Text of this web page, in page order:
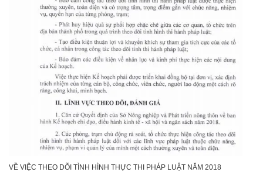
VỀ VIỆC THEO DÕI TÌNH HÌNH THỰC THI PHÁP LUẬT NĂM 2018